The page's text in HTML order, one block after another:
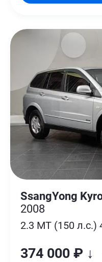
SsangYong
2008
2.3 MT (150 л.с.)
374 000 ₽ ↓